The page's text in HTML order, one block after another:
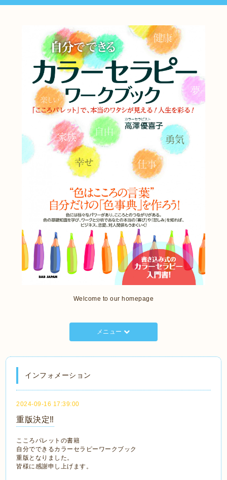
Welcome to our homepage
メニュー
インフォメーション
2024-09-16 17:39:00
重版決定‼️
こころパレットの書籍
自分でできるカラーセラピーワークブック
重版となりました。
皆様に感謝申し上げます。